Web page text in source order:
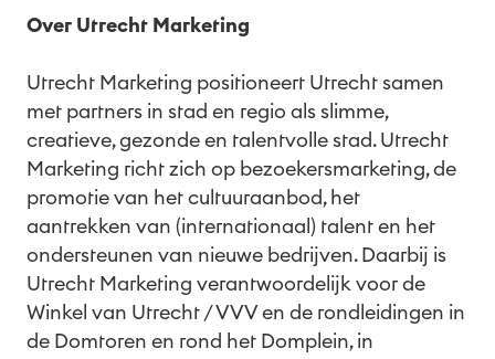
Over Utrecht Marketing
Utrecht Marketing positioneert Utrecht samen
met partners in stad en regio als slimme,
creatieve, gezonde en talentvolle stad. Utrecht
Marketing richt zich op bezoekersmarketing, de
promotie van het cultuuraanbod, het
aantrekken van (internationaal) talent en het
ondersteunen van nieuwe bedrijven. Daarbij is
Utrecht Marketing verantwoordelijk voor de
Winkel van Utrecht / VVV en de rondleidingen in
de Domtoren en rond het Domplein, in